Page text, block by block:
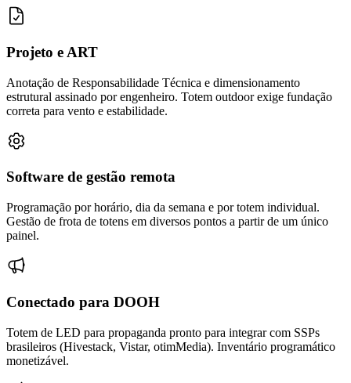
Projeto e ART
Anotação de Responsabilidade Técnica e dimensionamento
estrutural assinado por engenheiro. Totem outdoor exige fundação
correta para vento e estabilidade.
Software de gestão remota
Programação por horário, dia da semana e por totem individual.
Gestão de frota de totens em diversos pontos a partir de um único
painel.
Conectado para DOOH
Totem de LED para propaganda pronto para integrar com SSPs
brasileiros (Hivestack, Vistar, otimMedia). Inventário programático
monetizável.